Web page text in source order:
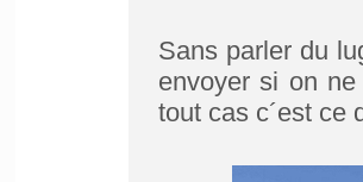
Sans parler du
envoyer si on
tout cas c´est ce